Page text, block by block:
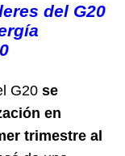
del G20
G20 se
en
trimestre al